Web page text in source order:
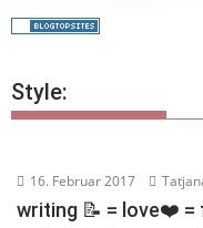
Style:
16. Februar 2017
writing 📝 = love❤️ =